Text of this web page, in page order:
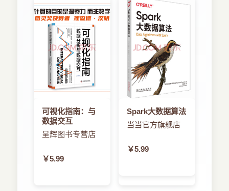
9.1 探讨额外的HTML5元素
9.2 使用CSS3，更多的设计选择
9.3 小结
第10章 其他移动开发框架
10.1 使用PhoneGap和JQTouch模拟iOS体验
10.2 使用Titanium Mobile开发本地应用程序
10.3 使用Sencha Touch设计网页应用程序
第11章 销售应用程序
11.1 你是谁：取决于App Store的账号
11.2 使用苹果公司的市场资源
11.3 设计应用程序的市场营销
11.4 小结
可视化指南：与
数据交互
呈辉图书专营店
￥5.99
Spark大数据算法
当当官方旗舰店
￥5.99